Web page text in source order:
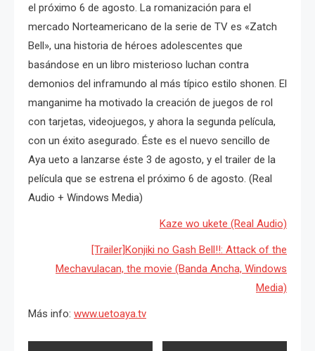
el próximo 6 de agosto. La romanización para el
mercado Norteamericano de la serie de TV es «Zatch
Bell», una historia de héroes adolescentes que
basándose en un libro misterioso luchan contra
demonios del inframundo al más típico estilo shonen. El
manganime ha motivado la creación de juegos de rol
con tarjetas, videojuegos, y ahora la segunda película,
con un éxito asegurado. Éste es el nuevo sencillo de
Aya ueto a lanzarse éste 3 de agosto, y el trailer de la
película que se estrena el próximo 6 de agosto. (Real
Audio + Windows Media)
Kaze wo ukete (Real Audio)
[Trailer]Konjiki no Gash Bell!!: Attack of the
Mechavulacan, the movie (Banda Ancha, Windows
Media)
Más info: www.uetoaya.tv